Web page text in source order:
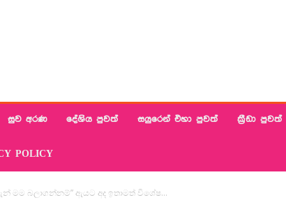
සුව අරණ දේශිය පුවත් සයුරෙන් එහා පුවත් ක්‍රීඩා පුවත්
POLICY
මම බලාගන්නම්” ඇයට අද ඉතාමත් විශේෂ...